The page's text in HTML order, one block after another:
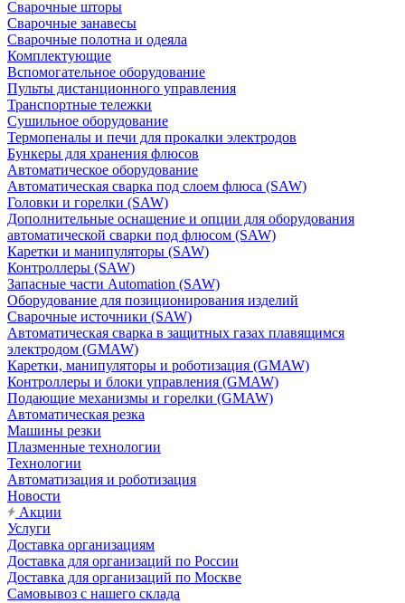
Сварочные шторы
Сварочные занавесы
Сварочные полотна и одеяла
Комплектующие
Вспомогательное оборудование
Пульты дистанционного управления
Транспортные тележки
Сушильное оборудование
Термопеналы и печи для прокалки электродов
Бункеры для хранения флюсов
Автоматическое оборудование
Автоматическая сварка под слоем флюса (SAW)
Головки и горелки (SAW)
Дополнительные оснащение и опции для оборудования
автоматической сварки под флюсом (SAW)
Каретки и манипуляторы (SAW)
Контроллеры (SAW)
Запасные части Automation (SAW)
Оборудование для позиционирования изделий
Сварочные источники (SAW)
Автоматическая сварка в защитных газах плавящимся
электродом (GMAW)
Каретки, манипуляторы и роботизация (GMAW)
Контроллеры и блоки управления (GMAW)
Подающие механизмы и горелки (GMAW)
Автоматическая резка
Машины резки
Плазменные технологии
Технологии
Автоматизация и роботизация
Новости
Акции
Услуги
Доставка организациям
Доставка для организаций по России
Доставка для организаций по Москве
Самовывоз с нашего склада